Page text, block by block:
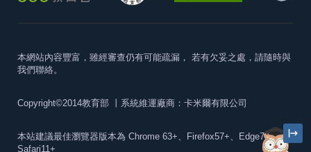
本網站內容豐富，雖經審查仍有可能疏漏， 若有欠妥之處，請隨時與
我們聯絡。
Copyright©2014教育部 丨系統維運廠商：卡米爾有限公司
本站建議最佳瀏覽器版本為 Chrome 63+、Firefox57+、Edge79+及
Safari11+